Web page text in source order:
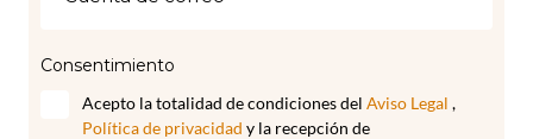
Consentimiento
Acepto la totalidad de condiciones del Aviso Legal ,
Política de privacidad y la recepción de